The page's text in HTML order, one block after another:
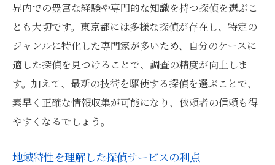
界内での豊富な経験や専門的な知識を持つ探偵を選ぶこ
とも大切です。東京都には多様な探偵が存在し、特定の
ジャンルに特化した専門家が多いため、自分のケースに
適した探偵を見つけることで、調査の精度が向上しま
す。加えて、最新の技術を駆使する探偵を選ぶことで、
素早く正確な情報収集が可能になり、依頼者の信頼も得
やすくなるでしょう。
地域特性を理解した探偵サービスの利点